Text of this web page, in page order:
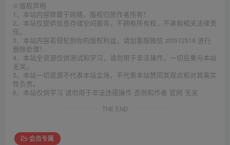
© 版权声明
1、本站内容转载于网络，版权归原作者所有！
2、本站仅提供信息存储空间服务，不拥有所有权，不承担相关法律责
任。
3、本站内容若侵犯到你的版权利益，请加客服微信 zt0512518 进行
删除处理！
4、本站全资源仅供测试和学习，请勿用于非法操作，一切后果与本站
无关。
5、本站一切资源不代表本站立场，不代表本站赞同其观点和对其真实
性负责。
6、本站仅供学习 请勿用于非法违规操作 否则和作者 官网 无关
THE END
会员专属